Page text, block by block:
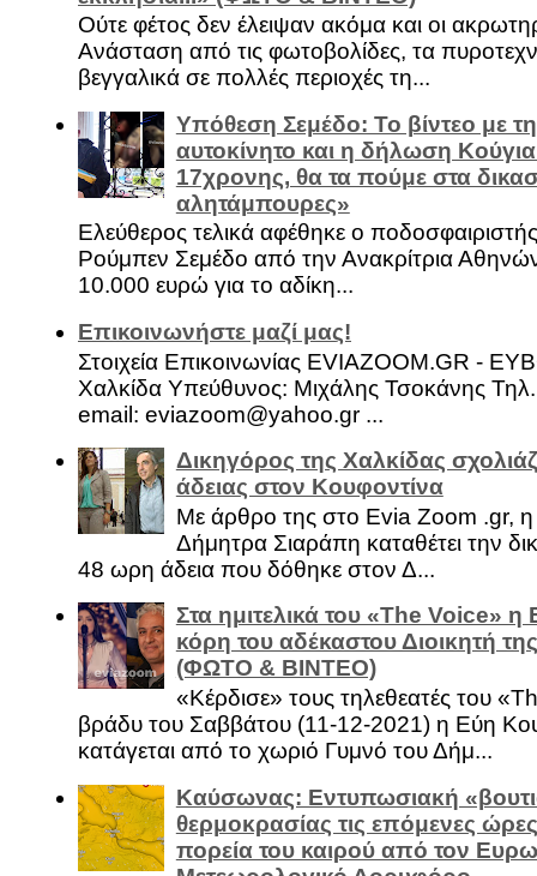
Ούτε φέτος δεν έλειψαν ακόμα και οι
Ανάσταση από τις φωτοβολίδες, τα
βεγγαλικά σε πολλές περιοχές τη...
Υπόθεση Σεμέδο: Το βίντεο με
αυτοκίνητο και η δήλωση
17χρονης, θα τα πούμε στα
αλητάμπουρες»
Ελεύθερος τελικά αφέθηκε ο
Ρούμπεν Σεμέδο από την Ανακρίτρια
10.000 ευρώ για το αδίκη...
Επικοινωνήστε μαζί μας!
Στοιχεία Επικοινωνίας EVIAZOOM.GR -
Χαλκίδα Υπεύθυνος: Μιχάλης Τσοκάνης
email: eviazoom@yahoo.gr ...
Δικηγόρος της Χαλκίδας
άδειας στον Κουφοντίνα
Με άρθρο της στο Evia Zoom .gr,
Δήμητρα Σιαράπη καταθέτει την
48 ωρη άδεια που δόθηκε στον Δ...
Στα ημιτελικά του «The Voice»
κόρη του αδέκαστου Διοικητή
(ΦΩΤΟ & ΒΙΝΤΕΟ)
«Κέρδισε» τους τηλεθεατές του
βράδυ του Σαββάτου (11-12-2021) η Εύη
κατάγεται από το χωριό Γυμνό του Δήμ...
Καύσωνας: Εντυπωσιακή
θερμοκρασίας τις επόμενες
πορεία του καιρού από τον